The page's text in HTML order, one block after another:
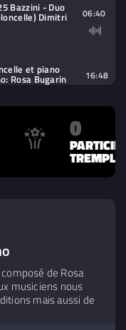
Bazzini - Duo
Dimitri 06:40
et piano
Rosa Bugarin 16:48
et piano
Appoleno:
Czyrka
26:16
Dimitri
et piano
Appoleno:
Czyrka
0
de Rosa
musiciens nous
mais aussi de